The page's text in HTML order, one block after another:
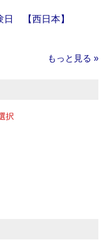
【西日本】
もっと見る »
択